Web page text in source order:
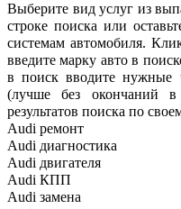
Выберите вид услуг из
строке поиска или
системам автомобиля.
введите марку авто в
в поиск вводите нужные
(лучше без окончаний
результатов поиска по
Audi ремонт
Audi диагностика
Audi двигателя
Audi КПП
Audi замена